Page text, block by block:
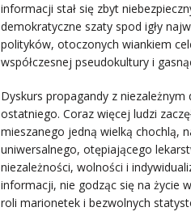
informacji stał się zbyt
demokratyczne szaty spod igły
polityków, otoczonych wiankiem
współczesnej pseudokultury i
Dyskurs propagandy z
ostatniego. Coraz więcej ludzi
mieszanego jedną wielką chochlą,
uniwersalnego, otępiającego
niezależności, wolności i
informacji, nie godząc się na życie
roli marionetek i bezwolnych